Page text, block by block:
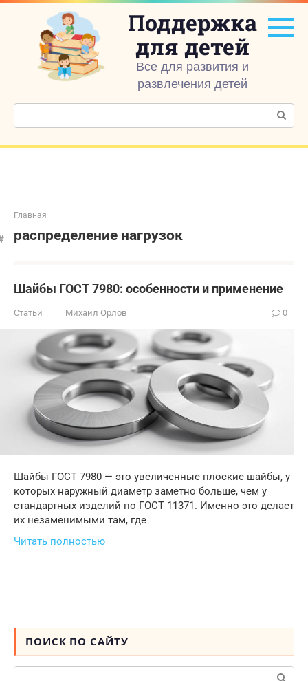
Перейти
контенту
Поддержка
для детей
Все для развития и
развлечения детей
Поиск:
Главная
распределение нагрузок
Шайбы ГОСТ 7980: особенности и применение
Статьи Михаил Орлов 0
Шайбы ГОСТ 7980 — это увеличенные плоские шайбы, у
которых наружный диаметр заметно больше, чем у
стандартных изделий по ГОСТ 11371. Именно это делает
их незаменимыми там, где
Читать полностью
ПОИСК ПО САЙТУ
Поиск: